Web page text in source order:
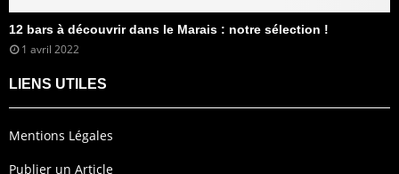
12 bars à découvrir dans le Marais : notre sélection !
1 avril 2022
LIENS UTILES
Mentions Légales
Publier un Article